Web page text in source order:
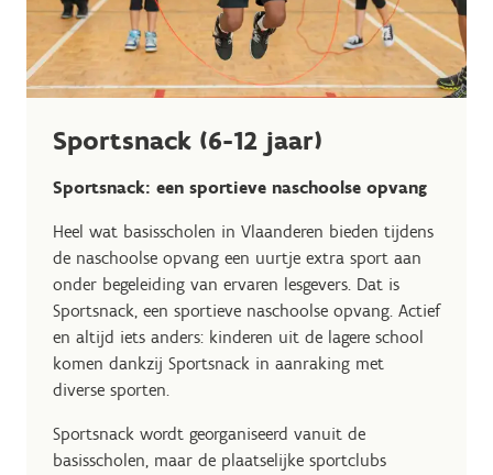
Sportsnack (6-12 jaar)
Sportsnack: een sportieve naschoolse opvang
Heel wat basisscholen in Vlaanderen bieden tijdens
de naschoolse opvang een uurtje extra sport aan
onder begeleiding van ervaren lesgevers. Dat is
Sportsnack, een sportieve naschoolse opvang. Actief
en altijd iets anders: kinderen uit de lagere school
komen dankzij Sportsnack in aanraking met
diverse sporten.
Sportsnack wordt georganiseerd vanuit de
basisscholen, maar de plaatselijke sportclubs